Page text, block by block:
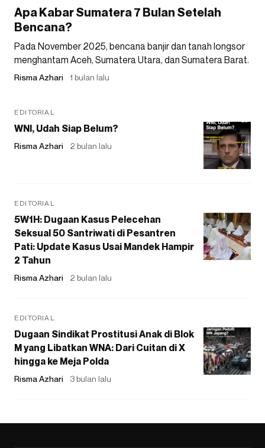
Apa Kabar Sumatera 7 Bulan Setelah
Bencana?
Pada November 2025, bencana banjir dan tanah longsor
menghantam Aceh, Sumatera Utara, dan Sumatera Barat.
Risma Azhari 1 bulan lalu
EDITORIAL
WNI, Udah Siap Belum?
Risma Azhari 2 bulan lalu
EDITORIAL
5W1H: Dugaan Kasus Pelecehan
Seksual 50 Santriwati di Pesantren
Pati: Update Kasus Usai Mandek Hampir
2 Tahun
Risma Azhari 2 bulan lalu
EDITORIAL
Dugaan Sindikat Prostitusi Anak di Blok
M yang Libatkan WNA: Dari Cuitan di X
hingga ke Meja Polda
Risma Azhari 3 bulan lalu